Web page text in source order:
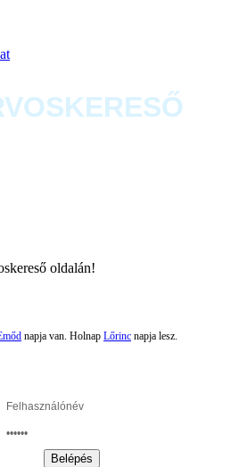
oldalán!
napja van. Holnap Lőrinc napja lesz.
Belépés